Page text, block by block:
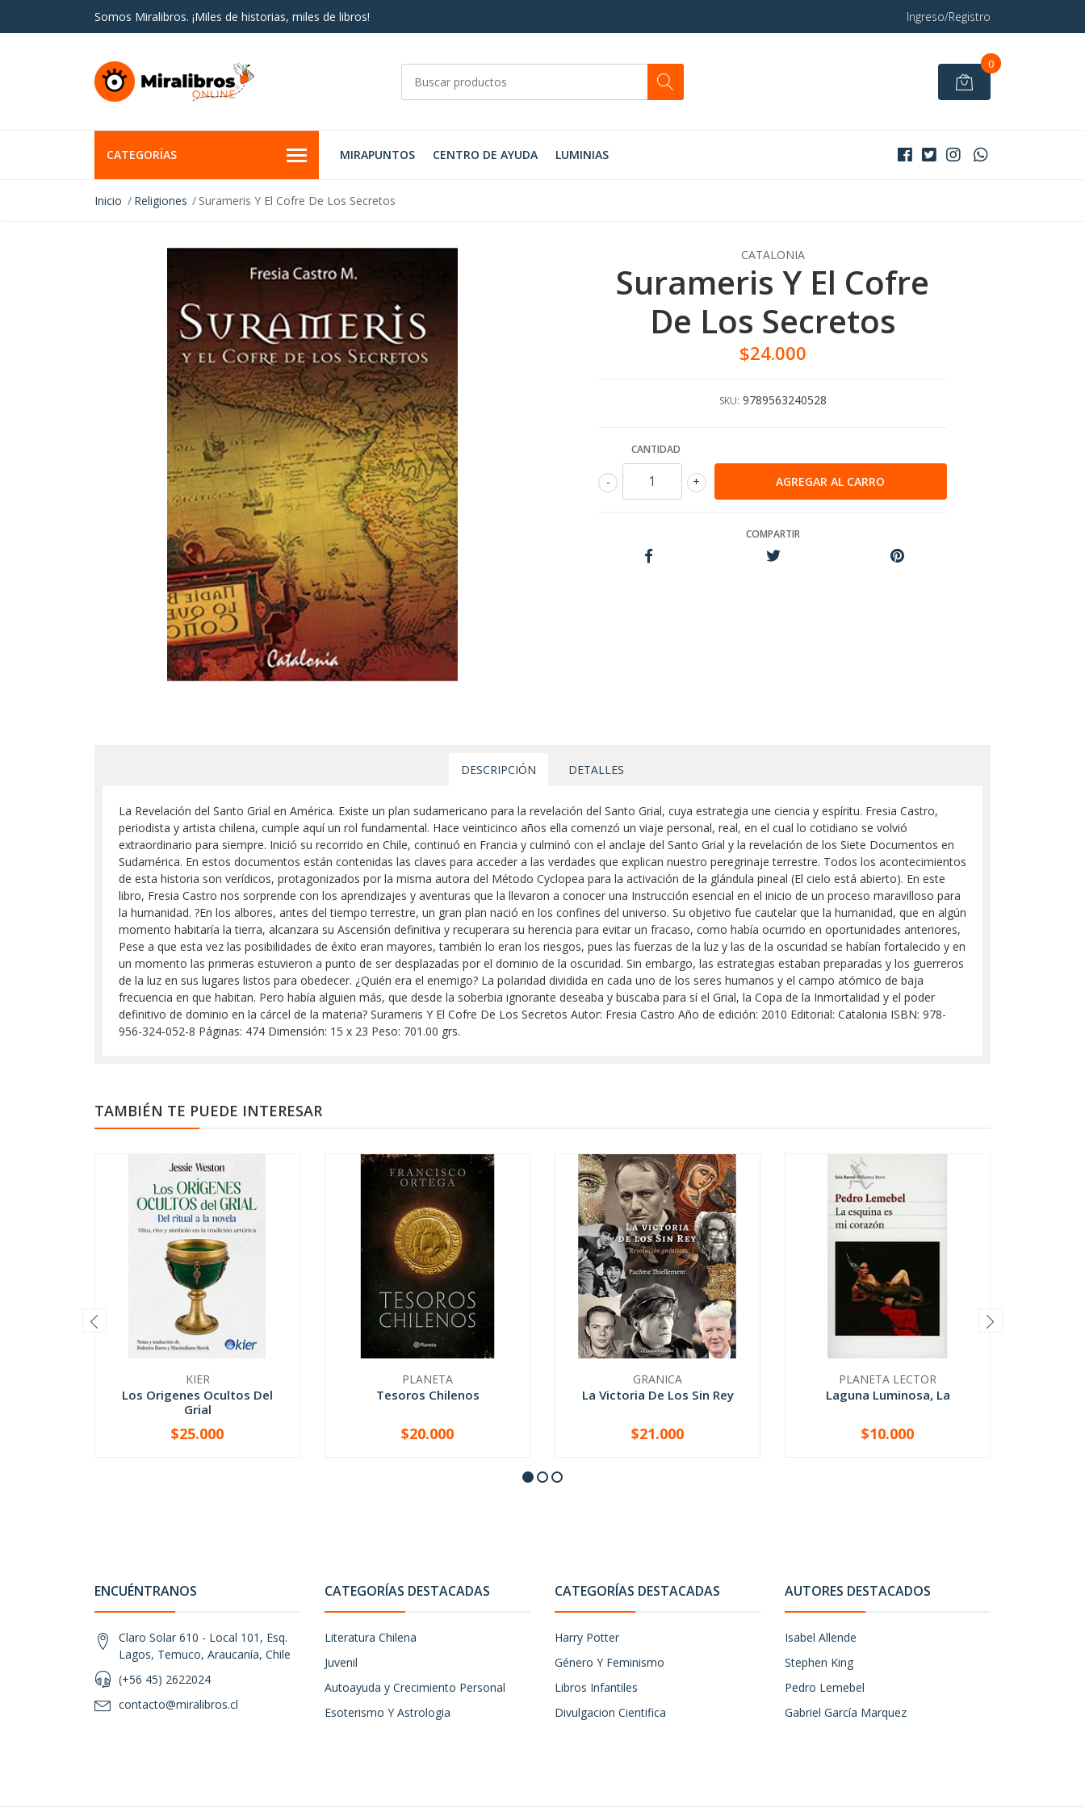
Somos Miralibros. ¡Miles de historias, miles de libros! Ingreso/Registro
0
CATEGORÍAS MIRAPUNTOS CENTRO DE AYUDA LUMINIAS
Inicio Religiones Surameris Y El Cofre De Los Secretos
CATALONIA
Surameris Y El Cofre
De Los Secretos
$24.000
SKU: 9789563240528
CANTIDAD
+
-
COMPARTIR
DESCRIPCIÓN DETALLES
La Revelación del Santo Grial en América. Existe un plan sudamericano para la revelación del Santo Grial, cuya estrategia une ciencia y espíritu. Fresia Castro,
periodista y artista chilena, cumple aquí un rol fundamental. Hace veinticinco años ella comenzó un viaje personal, real, en el cual lo cotidiano se volvió
extraordinario para siempre. Inició su recorrido en Chile, continuó en Francia y culminó con el anclaje del Santo Grial y la revelación de los Siete Documentos en
Sudamérica. En estos documentos están contenidas las claves para acceder a las verdades que explican nuestro peregrinaje terrestre. Todos los acontecimientos
de esta historia son verídicos, protagonizados por la misma autora del Método Cyclopea para la activación de la glándula pineal (El cielo está abierto). En este
libro, Fresia Castro nos sorprende con los aprendizajes y aventuras que la llevaron a conocer una Instrucción esencial en el inicio de un proceso maravilloso para
la humanidad. ?En los albores, antes del tiempo terrestre, un gran plan nació en los confines del universo. Su objetivo fue cautelar que la humanidad, que en algún
momento habitaría la tierra, alcanzara su Ascensión definitiva y recuperara su herencia para evitar un fracaso, como había ocurrido en oportunidades anteriores,
Pese a que esta vez las posibilidades de éxito eran mayores, también lo eran los riesgos, pues las fuerzas de la luz y las de la oscuridad se habían fortalecido y en
un momento las primeras estuvieron a punto de ser desplazadas por el dominio de la oscuridad. Sin embargo, las estrategias estaban preparadas y los guerreros
de la luz en sus lugares listos para obedecer. ¿Quién era el enemigo? La polaridad dividida en cada uno de los seres humanos y el campo atómico de baja
frecuencia en que habitan. Pero había alguien más, que desde la soberbia ignorante deseaba y buscaba para sí el Grial, la Copa de la Inmortalidad y el poder
definitivo de dominio en la cárcel de la materia? Surameris Y El Cofre De Los Secretos Autor: Fresia Castro Año de edición: 2010 Editorial: Catalonia ISBN: 978-
956-324-052-8 Páginas: 474 Dimensión: 15 x 23 Peso: 701.00 grs.
TAMBIÉN TE PUEDE INTERESAR
KIER
Los Origenes Ocultos Del
Grial
+
$25.000
PLANETA
Tesoros Chilenos
+
$20.000
GRANICA
La Victoria De Los Sin Rey
+
$21.000
PLANETA LECTOR
Laguna Luminosa, La
+
$10.000
ENCUÉNTRANOS
Claro Solar 610 - Local 101, Esq.
Lagos, Temuco, Araucanía, Chile
(+56 45) 2622024
contacto@miralibros.cl
CATEGORÍAS DESTACADAS
Literatura Chilena
Juvenil
Autoayuda y Crecimiento Personal
Esoterismo Y Astrologia
CATEGORÍAS DESTACADAS
Harry Potter
Género Y Feminismo
Libros Infantiles
Divulgacion Cientifica
AUTORES DESTACADOS
Isabel Allende
Stephen King
Pedro Lemebel
Gabriel García Marquez